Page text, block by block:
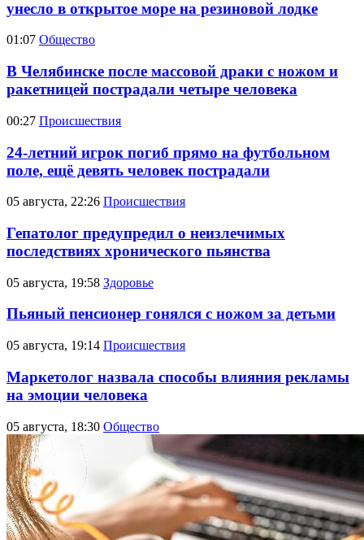
унесло в открытое море на резиновой лодке
01:07 Общество
В Челябинске после массовой драки с ножом и
ракетницей пострадали четыре человека
00:27 Происшествия
24-летний игрок погиб прямо на футбольном
поле, ещё девять человек пострадали
05 августа, 22:26 Происшествия
Гепатолог предупредил о неизлечимых
последствиях хронического пьянства
05 августа, 19:58 Здоровье
Пьяный пенсионер гонялся с ножом за детьми
05 августа, 19:14 Происшествия
Маркетолог назвала способы влияния рекламы
на эмоции человека
05 августа, 18:30 Общество